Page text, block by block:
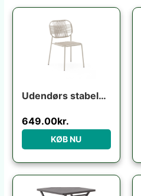
Udendørs stabelbar fletstol Kave Home Talaier ecru syntetisk rattan & galvaniseret stål H84 x B51 x D58 cm
649.00kr.
KØB NU